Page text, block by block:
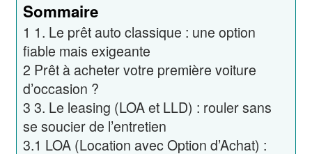
Sommaire
1 1. Le prêt auto classique : une option
fiable mais exigeante
2 Prêt à acheter votre première voiture
d’occasion ?
3 3. Le leasing (LOA et LLD) : rouler sans
se soucier de l’entretien
3.1 LOA (Location avec Option d’Achat) :